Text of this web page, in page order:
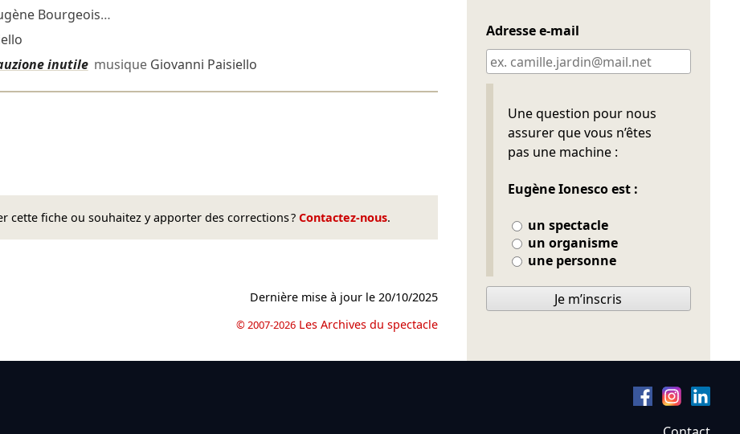
Bourgeois…
inutilemusique Giovanni Paisiello
cette fiche ou souhaitez y apporter des corrections ? Contactez-nous.
Dernière mise à jour le20/10/2025
© 2007-2026 Les Archives du spectacle
Adresse e-mail
Une question pour nous
assurer que vous n’êtes
pas une machine :
Eugène Ionesco est :
un spectacle
un organisme
une personne
Ne pas remplir
Je m’inscris